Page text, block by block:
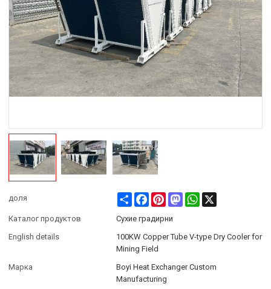
доля Share FacebookPinterestMastodonWhatsApp
Каталог продуктов
Сухие градирни
English details
100KW Copper Tube V-type Dry Cooler for
Mining Field
Марка
Boyi Heat Exchanger Custom
Manufacturing